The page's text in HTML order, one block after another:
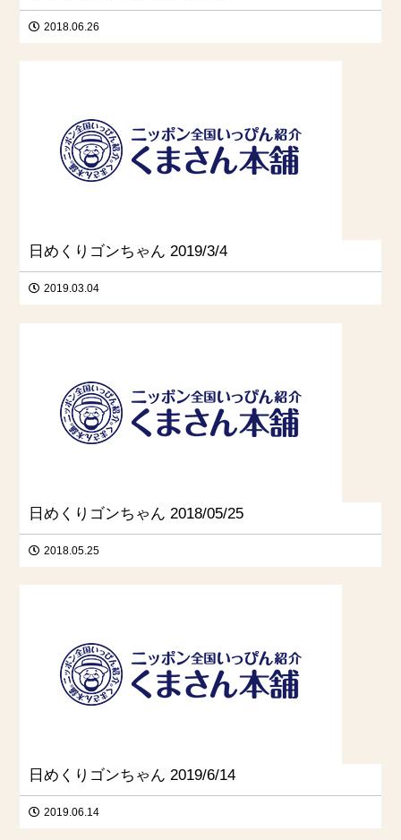
2018.06.26
日めくりゴンちゃん 2019/3/4
2019.03.04
日めくりゴンちゃん 2018/05/25
2018.05.25
日めくりゴンちゃん 2019/6/14
2019.06.14